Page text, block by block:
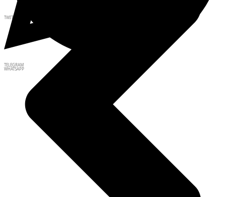
TWITTER
WHATSAPP
TELEGRAM